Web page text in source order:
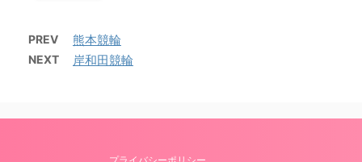
PREV 熊本競輪
NEXT 岸和田競輪